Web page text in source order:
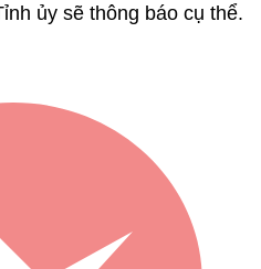
ủy sẽ thông báo cụ thể.